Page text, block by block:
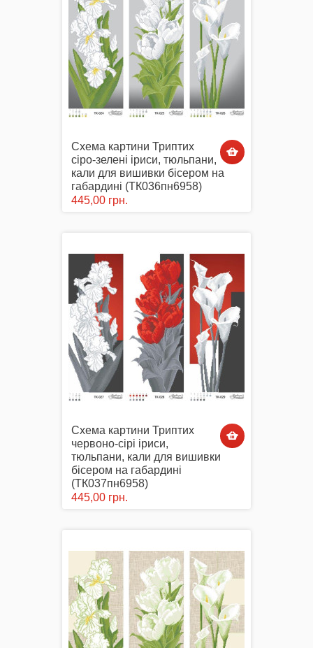
Маски захисні
Вишиті картини, рушники
Схема картини Триптих
сіро-зелені іриси, тюльпани,
кали для вишивки бісером на
габардині (ТК036пн6958)
445,00 грн.
Схема картини Триптих
червоно-сірі іриси,
тюльпани, кали для вишивки
бісером на габардині
(ТК037пн6958)
445,00 грн.